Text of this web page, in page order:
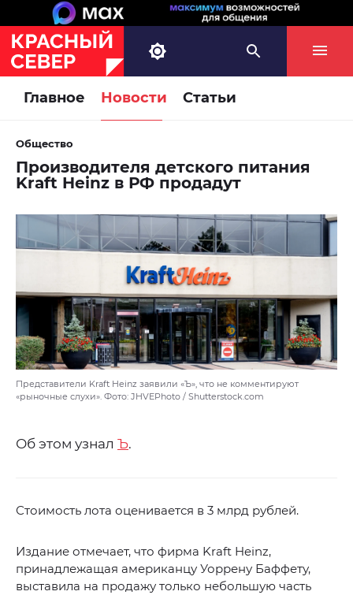
Главное Новости Статьи
Общество
Производителя детского питания
Kraft Heinz в РФ продадут
Представители Kraft Heinz заявили «Ъ», что не комментируют
«рыночные слухи». Фото: JHVEPhoto / Shutterstock.com
Об этом узнал Ъ.
Стоимость лота оценивается в 3 млрд рублей.
Издание отмечает, что фирма Kraft Heinz,
принадлежащая американцу Уоррену Баффету,
выставила на продажу только небольшую часть